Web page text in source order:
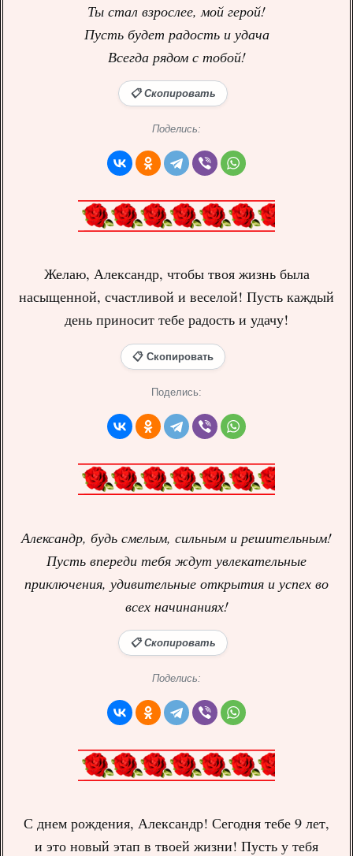
Ты стал взрослее, мой герой!
Пусть будет радость и удача
Всегда рядом с тобой!
📋 Скопировать
Поделись:
Желаю, Александр, чтобы твоя жизнь была
насыщенной, счастливой и веселой! Пусть каждый
день приносит тебе радость и удачу!
📋 Скопировать
Поделись:
Александр, будь смелым, сильным и решительным!
Пусть впереди тебя ждут увлекательные
приключения, удивительные открытия и успех во
всех начинаниях!
📋 Скопировать
Поделись:
С днем рождения, Александр! Сегодня тебе 9 лет,
и это новый этап в твоей жизни! Пусть у тебя